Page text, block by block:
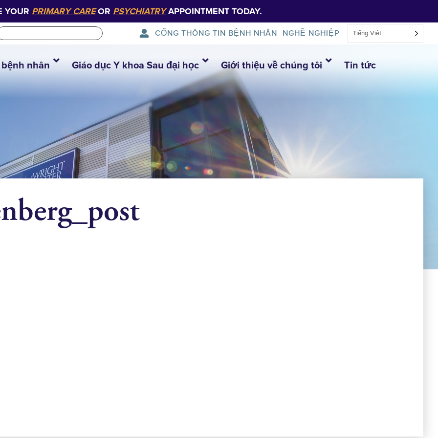
YOUR PRIMARY CAREOR PSYCHIATRYAPPOINTMENT TODAY.
CỔNG THÔNG TIN BỆNH NHÂN NGHỀ NGHIỆP Tiếng Việt
nhân Giáo dục Y khoa Sau đại học Giới thiệu về chúng tôi Tin tức